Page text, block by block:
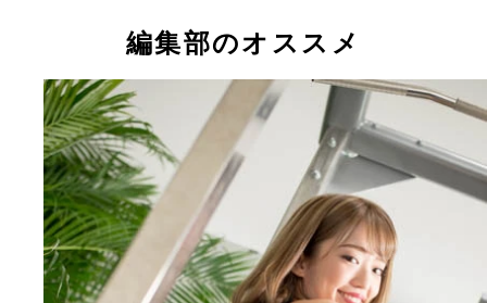
編集部のオススメ